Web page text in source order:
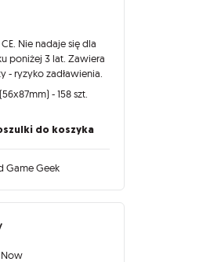
Nie nadaje się dla
poniżej 3 lat. Zawiera
- ryzyko zadławienia.
- 158 szt.
do koszyka
Game Geek
Now